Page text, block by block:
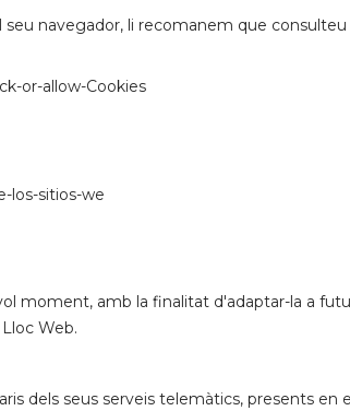
navegador, li recomanem que
or-allow-Cookies
los-sitios-we
moment, amb la finalitat d'adaptar-la a
Web.
dels seus serveis telemàtics, presents en